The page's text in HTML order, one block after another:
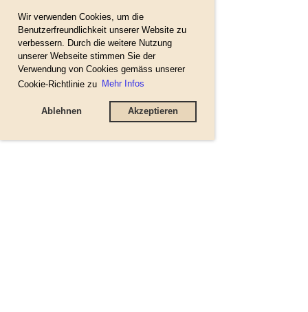
Wir verwenden Cookies, um die
Benutzerfreundlichkeit unserer Website zu
verbessern. Durch die weitere Nutzung
unserer Webseite stimmen Sie der
Verwendung von Cookies gemäss unserer
Cookie-Richtlinie zu Mehr Infos
Ablehnen Akzeptieren